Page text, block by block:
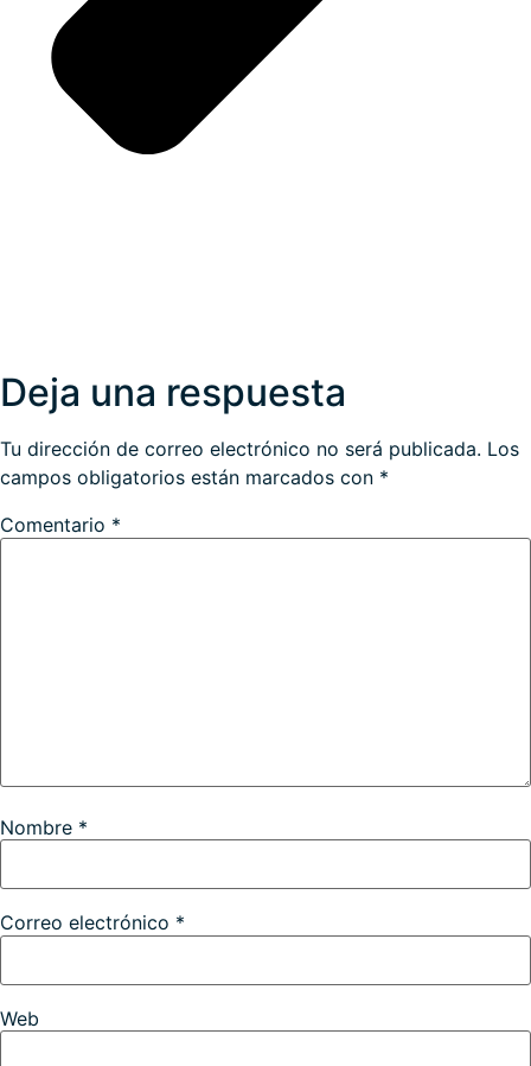
Deja una respuesta
Tu dirección de correo electrónico no será publicada. Los
campos obligatorios están marcados con *
Comentario *
Nombre *
Correo electrónico *
Web